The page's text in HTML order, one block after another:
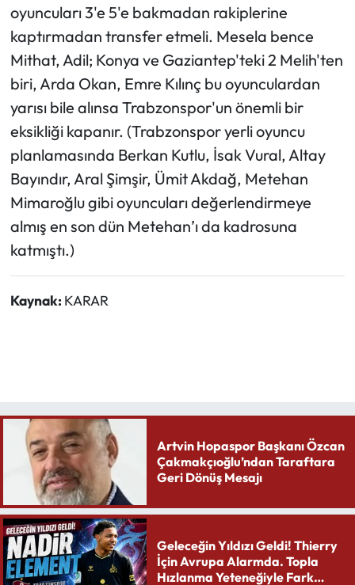
oyuncuları 3'e 5'e bakmadan rakiplerine
kaptırmadan transfer etmeli. Mesela bence
Mithat, Adil; Konya ve Gaziantep'teki 2 Melih'ten
biri, Arda Okan, Emre Kılınç bu oyunculardan
yarısı bile alınsa Trabzonspor'un önemli bir
eksikliği kapanır. (Trabzonspor yerli oyuncu
planlamasında Berkan Kutlu, İsak Vural, Altay
Bayındır, Aral Şimşir, Ümit Akdağ, Metehan
Mimaroğlu gibi oyuncuları değerlendirmeye
almış en son dün Metehan’ı da kadrosuna
katmıştı.)
Kaynak: KARAR
Artvin Hopaspor Başkanı Özcan
Çakmakçıoğlu’ndan Taraftara
Geri Dönüş Mesajı
Geleceğin Yıldızı Geldi! Thierry
İçin Avrupa Alarmda. Topla
Hızlanma Yeteneğiyle Fark